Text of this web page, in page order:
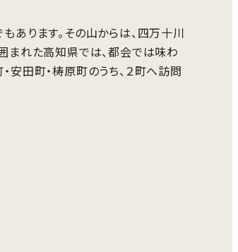
ります。その山からは、四万十川
まれた高知県では、都会では味わ
田町・梼原町のうち、２町へ訪問